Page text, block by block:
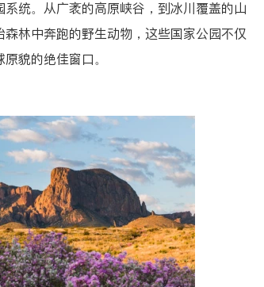
统。从广袤的高原峡谷，到冰川覆盖的山
林中奔跑的野生动物，这些国家公园不仅
貌的绝佳窗口。